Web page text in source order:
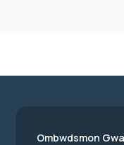
Ombwdsmon